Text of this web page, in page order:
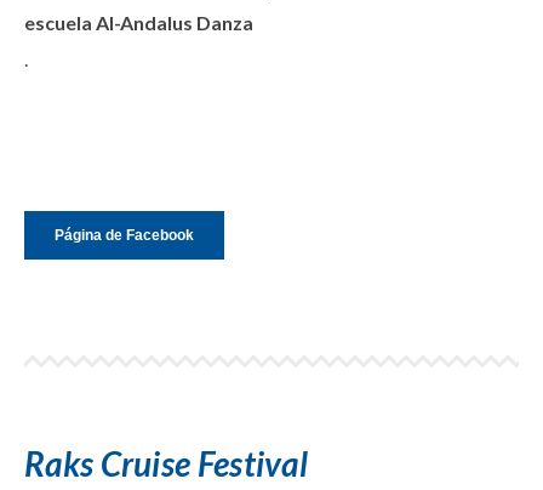
escuela Al-Andalus Danza
.
Página de Facebook
Raks Cruise Festival